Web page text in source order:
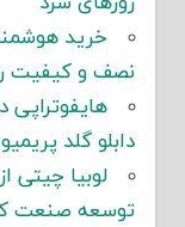
خرید
نصف و کیفیت را
هایفوتراپی
دابلو گلد
لوبیا چیتی
توسعه صنعت